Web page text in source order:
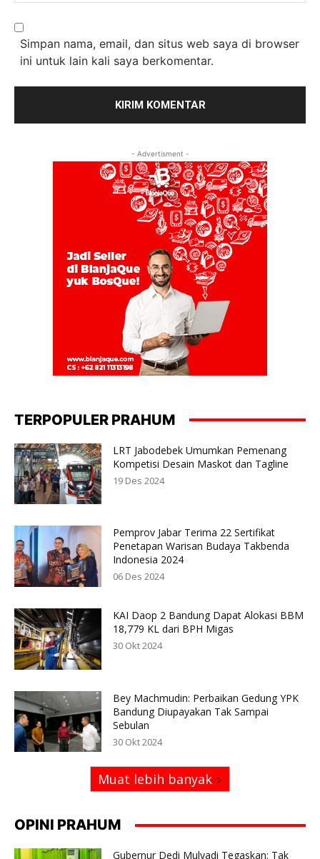
Simpan nama, email, dan situs web saya di browser
ini untuk lain kali saya berkomentar.
- Advertisment -
TERPOPULER PRAHUM
LRT Jabodebek Umumkan Pemenang
Kompetisi Desain Maskot dan Tagline
19 Des 2024
Pemprov Jabar Terima 22 Sertifikat
Penetapan Warisan Budaya Takbenda
Indonesia 2024
06 Des 2024
KAI Daop 2 Bandung Dapat Alokasi BBM
18,779 KL dari BPH Migas
30 Okt 2024
Bey Machmudin: Perbaikan Gedung YPK
Bandung Diupayakan Tak Sampai
Sebulan
30 Okt 2024
Muat lebih banyak
OPINI PRAHUM
Gubernur Dedi Mulyadi Tegaskan: Tak